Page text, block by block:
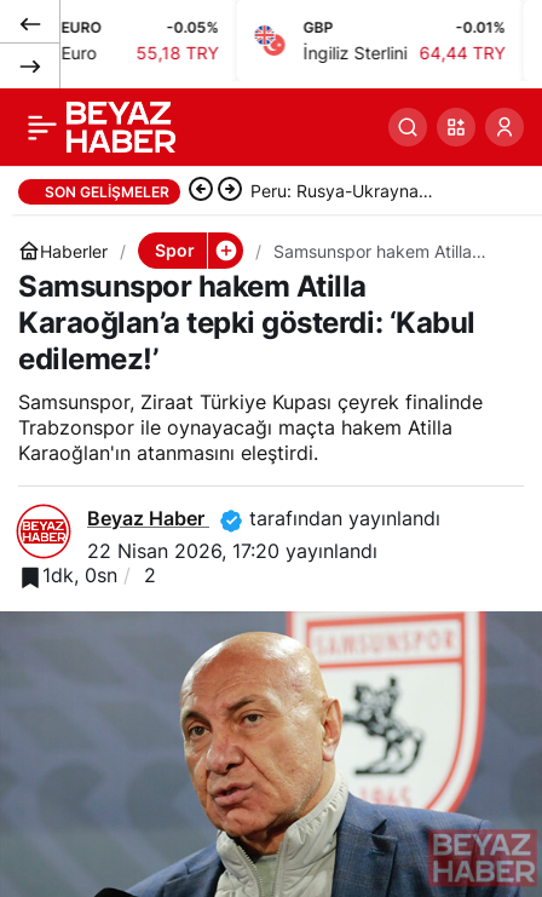
-0.05%
55,18 TRY
GBP
İngiliz Sterlini 64,44 TRY
SON GELIŞMELER Peru: Rusya-Ukrayna
kaybetti
Haberler Spor
Samsunspor hakem Atilla
Karaoğlan’a tepki gösterdi:
‘Kabul edilemez!’
Samsunspor hakem Atilla
Karaoğlan’a tepki gösterdi: ‘Kabul
edilemez!’
Samsunspor, Ziraat Türkiye Kupası çeyrek finalinde
Trabzonspor ile oynayacağı maçta hakem Atilla
Karaoğlan'ın atanmasını eleştirdi.
Beyaz Haber
tarafından yayınlandı
22 Nisan 2026, 17:20 yayınlandı
1dk, 0sn
2
Aydın Örs, Hidayet
Türkoğlu’nu Berlin’de
yalnız bırakmadı
Paylaş